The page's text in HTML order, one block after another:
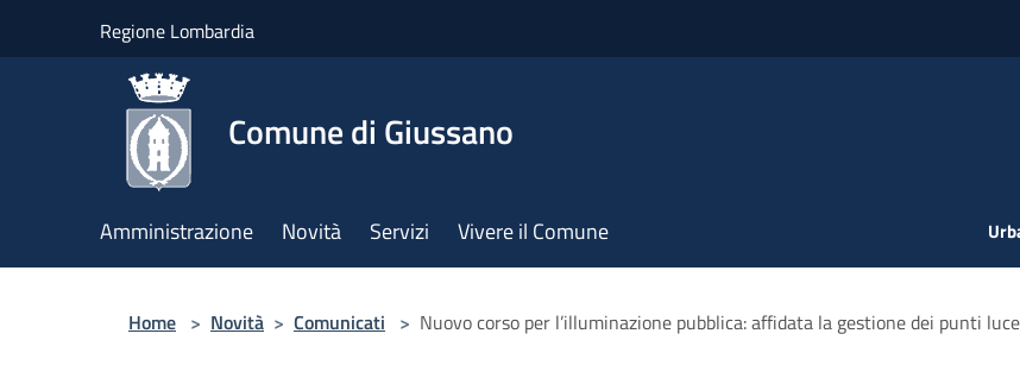
Regione Lombardia
Comune di Giussano
Amministrazione Novità Servizi Vivere il Comune
Home > Novità > Comunicati > Nuovo corso per l’illuminazione pubblica: affidata la gestione dei punti